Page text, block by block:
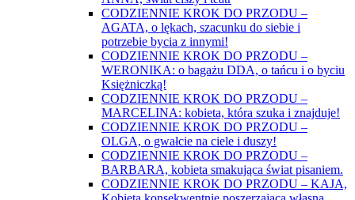
CODZIENNIE KROK DO PRZODU –
AGATA, o lękach, szacunku do siebie i
potrzebie bycia z innymi!
CODZIENNIE KROK DO PRZODU –
WERONIKA: o bagażu DDA, o tańcu i o byciu
Księżniczką!
CODZIENNIE KROK DO PRZODU –
MARCELINA: kobieta, która szuka i znajduje!
CODZIENNIE KROK DO PRZODU –
OLGA, o gwałcie na ciele i duszy!
CODZIENNIE KROK DO PRZODU –
BARBARA, kobieta smakująca świat pisaniem.
CODZIENNIE KROK DO PRZODU – KAJA,